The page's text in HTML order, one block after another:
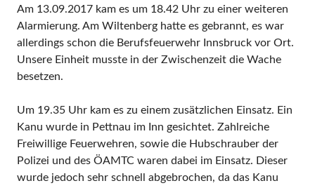
Am 13.09.2017 kam es um 18.42 Uhr zu einer weiteren
Alarmierung. Am Wiltenberg hatte es gebrannt, es war
allerdings schon die Berufsfeuerwehr Innsbruck vor Ort.
Unsere Einheit musste in der Zwischenzeit die Wache
besetzen.
Um 19.35 Uhr kam es zu einem zusätzlichen Einsatz. Ein
Kanu wurde in Pettnau im Inn gesichtet. Zahlreiche
Freiwillige Feuerwehren, sowie die Hubschrauber der
Polizei und des ÖAMTC waren dabei im Einsatz. Dieser
wurde jedoch sehr schnell abgebrochen, da das Kanu